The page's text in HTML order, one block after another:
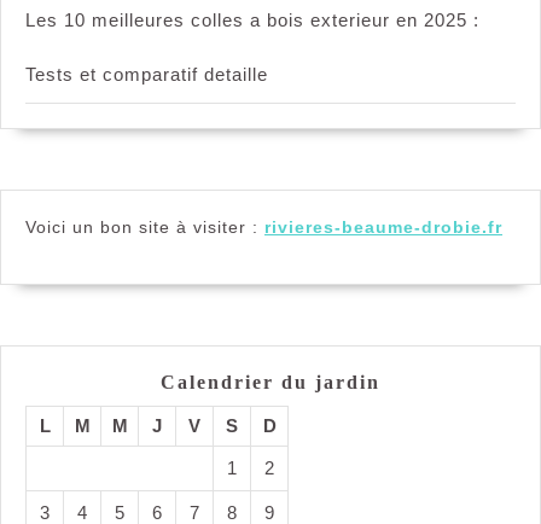
Les 10 meilleures colles a bois exterieur en 2025 :
Tests et comparatif detaille
Voici un bon site à visiter : rivieres-beaume-drobie.fr
Calendrier du jardin
L M M J V S D
1 2
3 4 5 6 7 8 9